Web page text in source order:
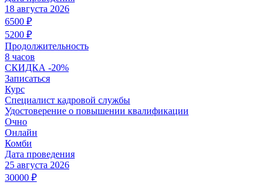
18 августа 2026
6500 ₽
5200 ₽
Продолжительность
8 часов
СКИДКА -20%
Записаться
Курс
Специалист кадровой службы
Удостоверение о повышении квалификации
Очно
Онлайн
Комби
Дата проведения
25 августа 2026
30000 ₽